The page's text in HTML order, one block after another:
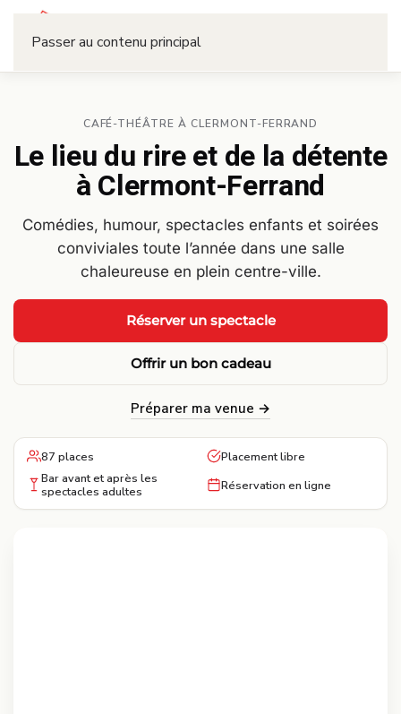
Passer au contenu principal
CAFÉ-THÉÂTRE À CLERMONT-FERRAND
Le lieu du rire et de la détente
àClermont-Ferrand
Comédies, humour, spectacles enfants et soirées
conviviales toute l’année dans une salle
chaleureuse en plein centre-ville.
Réserver un spectacle
Offrir un bon cadeau
Préparer ma venue →
87 places
Placement libre
Bar avant et après les
spectacles adultes
Réservation en ligne